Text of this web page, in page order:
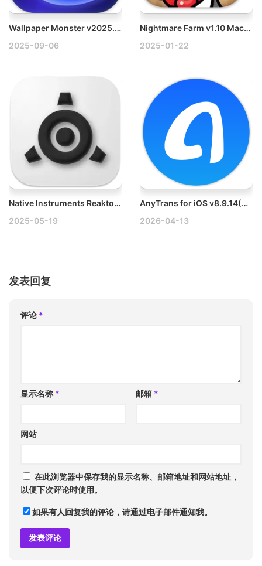
Wallpaper Monster v2025.8 Mac动态壁纸引擎精美小组件
2025-09-06
Nightmare Farm v1.10 Mac梦魇农场模拟游戏
2025-01-22
Native Instruments Reaktor v6.5.0 Mac声音合成器破解版
2025-05-19
AnyTrans for iOS v8.9.14(20260323) Mac优秀的iPhone/iPad设备管理工具
2026-04-13
发表回复
评论 *
显示名称 * 邮箱 *
网站
在此浏览器中保存我的显示名称、邮箱地址和网站地址，
以便下次评论时使用。
如果有人回复我的评论，请通过电子邮件通知我。